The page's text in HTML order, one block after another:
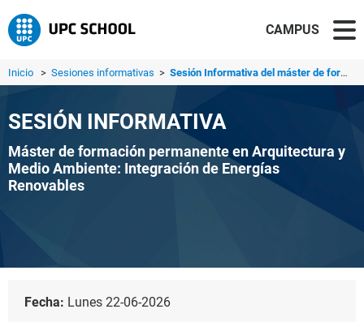
CAMPUS
Inicio > Sesiones informativas > Sesión Informativa del máster de formación permanente en ...
SESIÓN INFORMATIVA
Máster de formación permanente en Arquitectura y
Medio Ambiente: Integración de Energías
Renovables
Fecha: Lunes 22-06-2026